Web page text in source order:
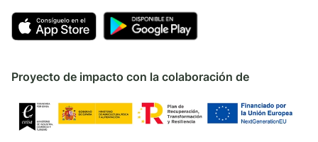
Proyecto de impacto con la colaboración de